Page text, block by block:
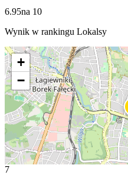
6.95na 10
Wynik w rankingu Lokalsy
+
−
7